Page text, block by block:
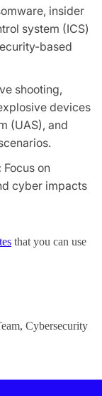
insider
system (ICS)
based
shooting,
devices
(UAS), and
Focus on
cyber impacts
that you can use
Cybersecurity